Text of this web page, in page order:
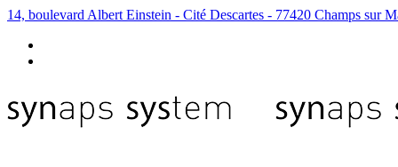
14, boulevard Albert Einstein - Cité Descartes - 77420 Champs sur